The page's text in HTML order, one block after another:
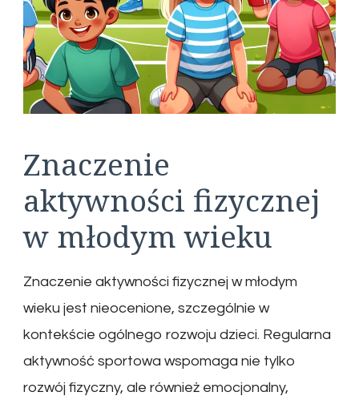
Znaczenie
aktywności fizycznej
w młodym wieku
Znaczenie aktywności fizycznej w młodym
wieku jest nieocenione, szczególnie w
kontekście ogólnego rozwoju dzieci. Regularna
aktywność sportowa wspomaga nie tylko
rozwój fizyczny, ale również emocjonalny,